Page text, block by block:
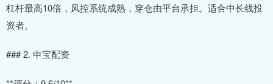
杠杆最高10倍，风控系统成熟，穿仓由平台承担。适合中长线投
资者。
### 2. 申宝配资